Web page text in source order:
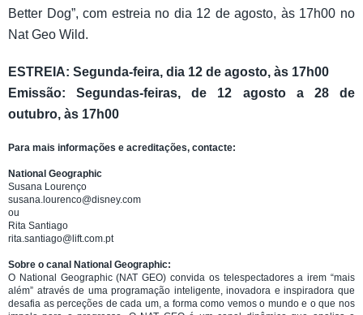
Better Dog”, com estreia no dia 12 de agosto, às 17h00 no
Nat Geo Wild.
ESTREIA: Segunda-feira, dia 12 de agosto, às 17h00
Emissão: Segundas-feiras, de 12 agosto a 28 de
outubro, às 17h00
Para mais informações e acreditações, contacte:
National Geographic
Susana Lourenço
susana.lourenco@disney.com
ou
Rita Santiago
rita.santiago@lift.com.pt
Sobre o canal National Geographic:
O National Geographic (NAT GEO) convida os telespectadores a irem “mais
além” através de uma programação inteligente, inovadora e inspiradora que
desafia as perceções de cada um, a forma como vemos o mundo e o que nos